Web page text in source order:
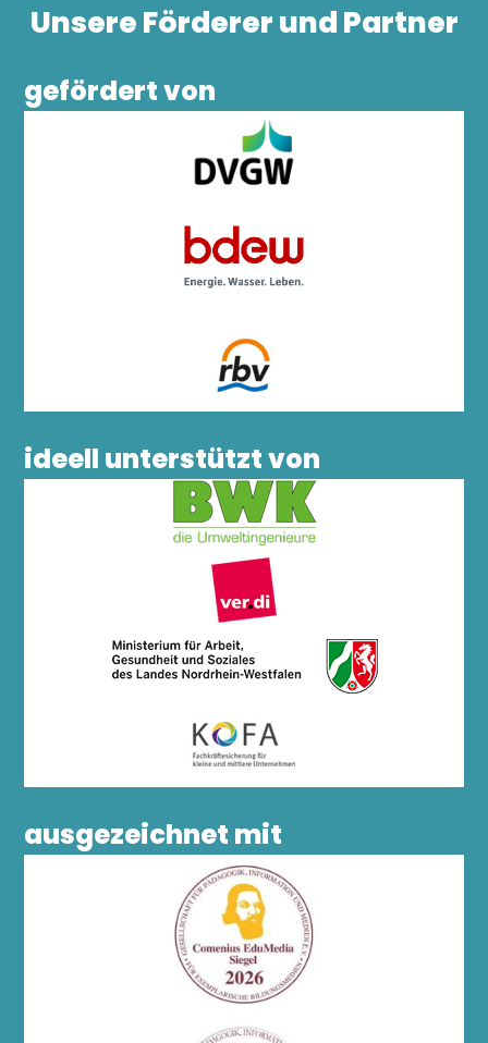
Unsere Förderer und Partner
gefördert von
ideell unterstützt von
ausgezeichnet mit